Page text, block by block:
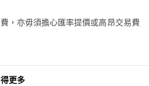
，亦毋須擔心匯率提價或高昂交易費
更多